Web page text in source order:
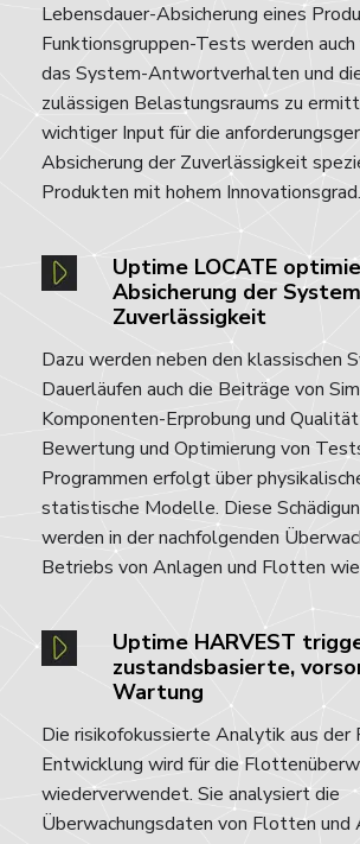
Lebensdauer-Absicherung eines
Funktionsgruppen-Tests werden
das System-Antwortverhalten und
zulässigen Belastungsraums zu
wichtiger Input für die
Absicherung der Zuverlässigkeit
Produkten mit hohem Innovationsgrad.
Uptime LOCATE
Absicherung der
Zuverlässigkeit
Dazu werden neben den klassischen
Dauerläufen auch die Beiträge von
Komponenten-Erprobung und
Bewertung und Optimierung von
Programmen erfolgt über
statistische Modelle. Diese
werden in der nachfolgenden
Betriebs von Anlagen und Flotten
Uptime HARVEST
zustandsbasierte,
Wartung
Die risikofokussierte Analytik aus der
Entwicklung wird für die
wiederverwendet. Sie analysiert die
Überwachungsdaten von Flotten und